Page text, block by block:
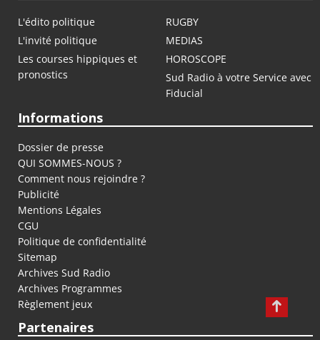
L'édito politique
RUGBY
L'invité politique
MEDIAS
Les courses hippiques et
pronostics
HOROSCOPE
Sud Radio à votre Service avec
Fiducial
Informations
Dossier de presse
QUI SOMMES-NOUS ?
Comment nous rejoindre ?
Publicité
Mentions Légales
CGU
Politique de confidentialité
Sitemap
Archives Sud Radio
Archives Programmes
Règlement jeux
Partenaires